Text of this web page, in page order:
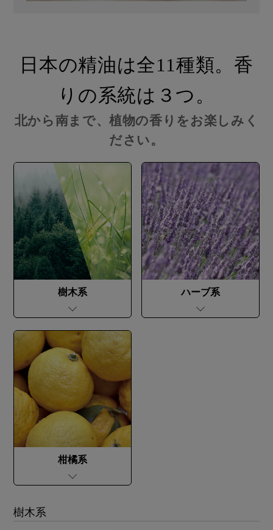
日本の精油は全11種類。香
りの系統は３つ。
北から南まで、植物の香りをお楽しみく
ださい。
樹木系 ハーブ系
柑橘系
樹木系